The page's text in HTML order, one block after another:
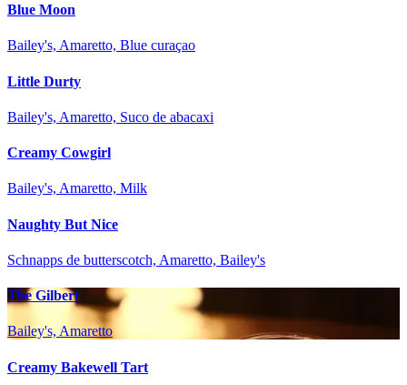
Blue Moon
Bailey's, Amaretto, Blue curaçao
Little Durty
Bailey's, Amaretto, Suco de abacaxi
Creamy Cowgirl
Bailey's, Amaretto, Milk
Naughty But Nice
Schnapps de butterscotch, Amaretto, Bailey's
The Gilbert
Bailey's, Amaretto
Creamy Bakewell Tart